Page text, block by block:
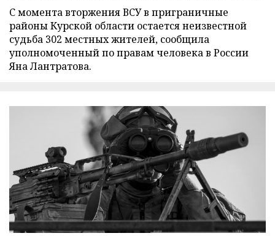
С момента вторжения ВСУ в приграничные
районы Курской области остается неизвестной
судьба 302 местных жителей, сообщила
уполномоченный по правам человека в России
Яна Лантратова.